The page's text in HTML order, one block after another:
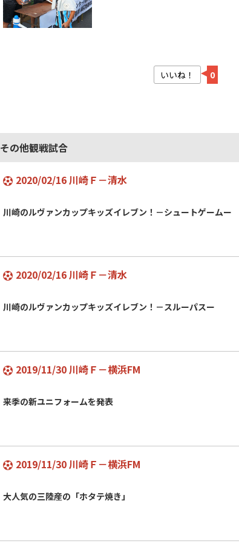
いいね！ 0
その他観戦試合
2020/02/16 川崎Ｆ－清水
川崎のルヴァンカップキッズイレブン！－シュートゲームー
2020/02/16 川崎Ｆ－清水
川崎のルヴァンカップキッズイレブン！－スルーパスー
2019/11/30 川崎Ｆ－横浜FM
来季の新ユニフォームを発表
2019/11/30 川崎Ｆ－横浜FM
大人気の三陸産の「ホタテ焼き」